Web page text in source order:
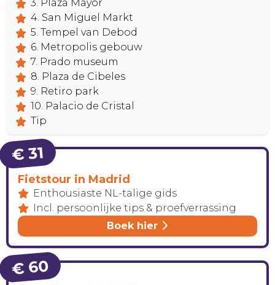
HANDIG!
3. Plaza Mayor
4. San Miguel Markt
5. Tempel van Debod
6. Metropolis gebouw
7. Prado museum
8. Plaza de Cibeles
9. Retiro park
10. Palacio de Cristal
Tip
€ 31
Fietstour in Madrid
Enthousiaste NL-talige gids
Incl. persoonlijke tips & proefverrassing
Boek hier
€ 60